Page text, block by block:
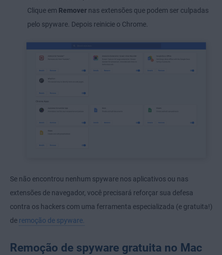
Clique em Remover nas extensões que podem ser culpadas
pelo spyware. Depois reinicie o Chrome.
Se não encontrou nenhum spyware nos aplicativos ou nas
extensões de navegador, você precisará reforçar sua defesa
contra os hackers com uma ferramenta especializada (e gratuita!)
de remoção de spyware.
Remoção de spyware gratuita no Mac